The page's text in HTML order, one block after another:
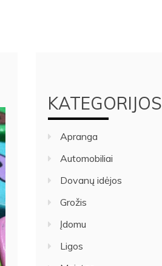
KATEGORIJOS
Apranga
Automobiliai
Dovanų idėjos
Grožis
Įdomu
Ligos